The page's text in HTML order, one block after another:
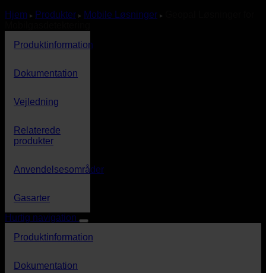
Hjem Produkter Mobile Løsninger
Produktinformation
Dokumentation
Vejledning
Relaterede
produkter
Anvendelsesområder
Gasarter
Hurtig navigation
Produktinformation
Dokumentation